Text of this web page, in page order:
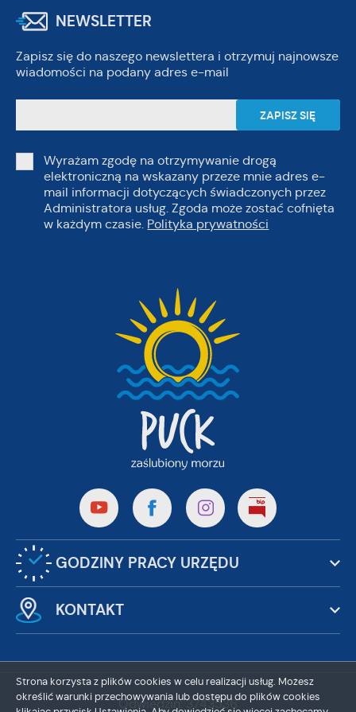
NEWSLETTER
Zapisz się do naszego newslettera i otrzymuj najnowsze
wiadomości na podany adres e-mail
Wyrażam zgodę na otrzymywanie drogą
elektroniczną na wskazany przeze mnie adres e-
mail informacji dotyczących świadczonych przez
Administratora usług. Zgoda może zostać cofnięta
w każdym czasie. Polityka prywatności
GODZINY PRACY URZĘDU
KONTAKT
Odwiedzin: 3743536
Strona korzysta z plików cookies w celu realizacji usług. Możesz
określić warunki przechowywania lub dostępu do plików cookies